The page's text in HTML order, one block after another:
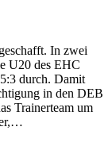
In zwei
U20 des EHC
durch. Damit
in den DEB
Trainerteam um